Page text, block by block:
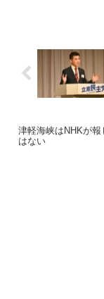
津軽海峡はNHKが
はない